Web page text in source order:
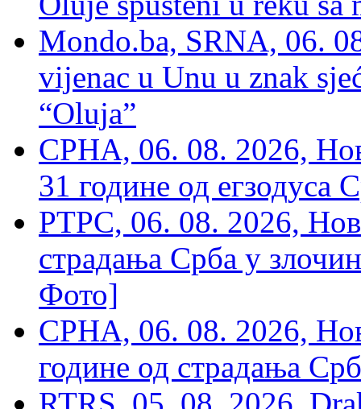
Mondo.ba, SRNA, 06.
vijenac u Unu u znak
“Oluja”
СРНА, 06. 08. 2026,
31 године од егзодуса
РТРС, 06. 08. 2026,
страдања Срба у
Фото]
СРНА, 06. 08. 2026,
године од страдања